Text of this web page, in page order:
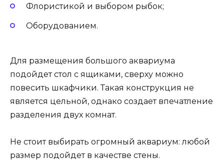
Флористикой и выбором рыбок;
Оборудованием.
Для размещения большого аквариума
подойдет стол с ящиками, сверху можно
повесить шкафчики. Такая конструкция не
является цельной, однако создает впечатление
разделения двух комнат.
Не стоит выбирать огромный аквариум: любой
размер подойдет в качестве стены.